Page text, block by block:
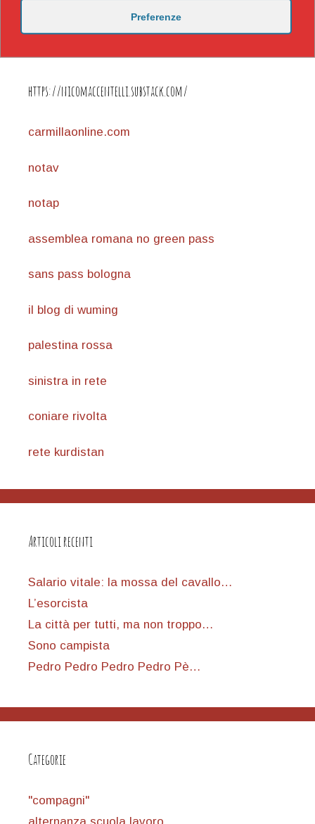
https://nicomaccentelli.substack.com/
carmillaonline.com
notav
notap
assemblea romana no green pass
sans pass bologna
il blog di wuming
palestina rossa
sinistra in rete
coniare rivolta
rete kurdistan
Articoli recenti
Salario vitale: la mossa del cavallo…
L’esorcista
La città per tutti, ma non troppo…
Sono campista
Pedro Pedro Pedro Pedro Pè…
Categorie
"compagni"
alternanza scuola lavoro
Preferenze